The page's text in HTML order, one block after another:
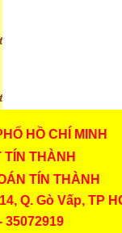
HỒ CHÍ MINH
THÀNH
TÍN THÀNH
Q. Gò Vấp, TP
35072919